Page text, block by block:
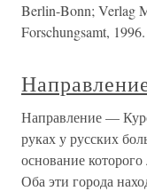
Berlin-Bonn; Verlag
Forschungsamt,
Направление —
руках у русских
основание
Оба эти города